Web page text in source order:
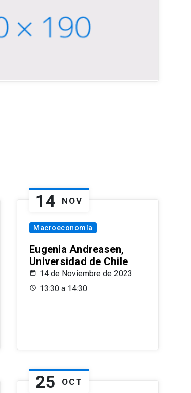
14 NOV
Macroeconomía
Eugenia Andreasen,
Universidad de Chile
14 de Noviembre de 2023
13:30 a 14:30
25 OCT